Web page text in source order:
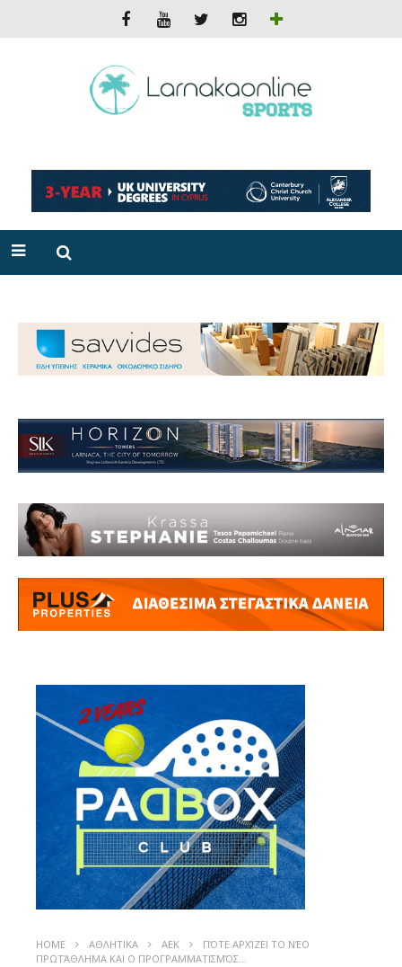
HOME ΑΘΛΗΤΙΚΑ ΑΕΚ
ΠΌΤΕ ΑΡΧΊΖΕΙ ΤΟ ΝΈΟ
ΠΡΩΤΆΘΛΗΜΑ ΚΑΙ Ο ΠΡΟΓΡΑΜΜΑΤΙΣΜΌΣ…